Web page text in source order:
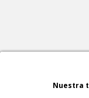
Nuestra